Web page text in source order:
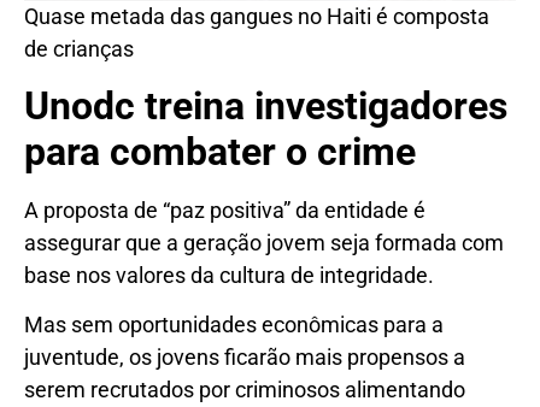
Quase metada das gangues no Haiti é composta
de crianças
Unodc treina investigadores
para combater o crime
A proposta de “paz positiva” da entidade é
assegurar que a geração jovem seja formada com
base nos valores da cultura de integridade.
Mas sem oportunidades econômicas para a
juventude, os jovens ficarão mais propensos a
serem recrutados por criminosos alimentando